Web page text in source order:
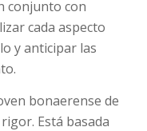
conjunto con
cada aspecto
y anticipar las
bonaerense de
Está basada